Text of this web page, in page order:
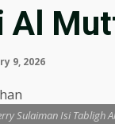
9, 2026
Sulaiman Isi Tabligh